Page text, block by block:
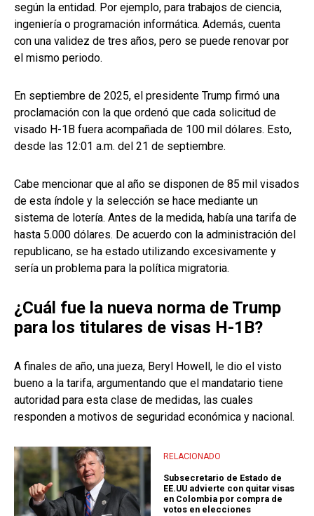
según la entidad. Por ejemplo, para trabajos de ciencia,
ingeniería o programación informática. Además, cuenta
con una validez de tres años, pero se puede renovar por
el mismo periodo.
En septiembre de 2025, el presidente Trump firmó una
proclamación con la que ordenó que cada solicitud de
visado H-1B fuera acompañada de 100 mil dólares. Esto,
desde las 12:01 a.m. del 21 de septiembre.
Cabe mencionar que al año se disponen de 85 mil visados
de esta índole y la selección se hace mediante un
sistema de lotería. Antes de la medida, había una tarifa de
hasta 5.000 dólares. De acuerdo con la administración del
republicano, se ha estado utilizando excesivamente y
sería un problema para la política migratoria.
¿Cuál fue la nueva norma de Trump
para los titulares de visas H-1B?
A finales de año, una jueza, Beryl Howell, le dio el visto
bueno a la tarifa, argumentando que el mandatario tiene
autoridad para esta clase de medidas, las cuales
responden a motivos de seguridad económica y nacional.
RELACIONADO
Subsecretario de Estado de
EE.UU advierte con quitar visas
en Colombia por compra de
votos en elecciones